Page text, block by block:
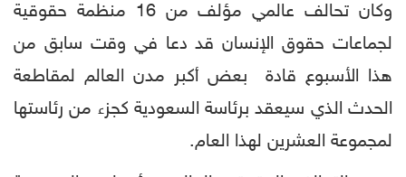
وكان تحالف عالمي مؤلف من 16 منظمة حقوقية
لجماعات حقوق الإنسان قد دعا في وقت سابق من
هذا الأسبوع قادة بعض أكبر مدن العالم لمقاطعة
الحدث الذي سيعقد برئاسة السعودية كجزء من رئاستها
لمجموعة العشرين لهذا العام.